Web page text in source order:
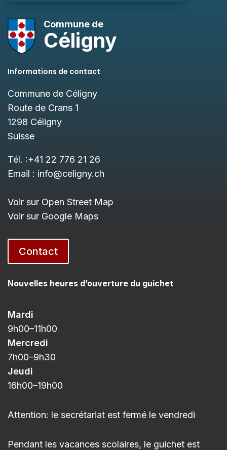
Commune de
Céligny
Informations de contact
Commune de Céligny
Route de Crans 1
1298 Céligny
Suisse
Tél. :+41 22 776 21 26
Email : info@celigny.ch
Voir sur Open Street Map
Voir sur Google Maps
Contact
Nouvelles heures d’ouverture du guichet
Mardi
9h00–11h00
Mercredi
7h00–9h30
Jeudi
16h00–19h00
Attention: le secrétariat est fermé le vendredi
Pendant les vacances scolaires, le guichet est